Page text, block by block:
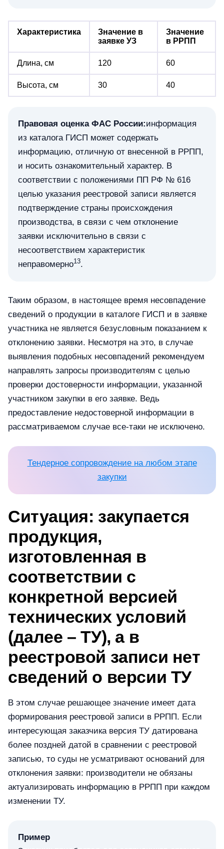
Характеристика
Значение в
заявке УЗ
Значение
в РРПП
Длина, см 120 60
Высота, см 30 40
Правовая оценка ФАС России:информация
из каталога ГИСП может содержать
информацию, отличную от внесенной в РРПП,
и носить ознакомительный характер. В
соответствии с положениями ПП РФ № 616
целью указания реестровой записи является
подтверждение страны происхождения
производства, в связи с чем отклонение
заявки исключительно в связи с
несоответствием характеристик
неправомерно13.
Таким образом, в настоящее время несовпадение
сведений о продукции в каталоге ГИСП и в заявке
участника не является безусловным показанием к
отклонению заявки. Несмотря на это, в случае
выявления подобных несовпадений рекомендуем
направлять запросы производителям с целью
проверки достоверности информации, указанной
участником закупки в его заявке. Ведь
предоставление недостоверной информации в
рассматриваемом случае все-таки не исключено.
Тендерное сопровождение на любом этапе
закупки
Ситуация: закупается
продукция,
изготовленная в
соответствии с
конкретной версией
технических условий
(далее – ТУ), а в
реестровой записи нет
сведений о версии ТУ
В этом случае решающее значение имеет дата
формирования реестровой записи в РРПП. Если
интересующая заказчика версия ТУ датирована
более поздней датой в сравнении с реестровой
записью, то суды не усматривают оснований для
отклонения заявки: производители не обязаны
актуализировать информацию в РРПП при каждом
изменении ТУ.
Пример